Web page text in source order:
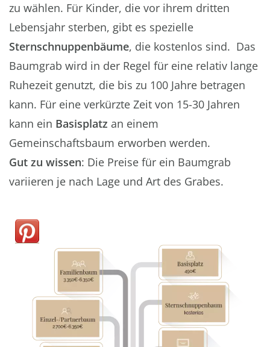
zu wählen. Für Kinder, die vor ihrem dritten
Lebensjahr sterben, gibt es spezielle
Sternschnuppenbäume, die kostenlos sind. Das
Baumgrab wird in der Regel für eine relativ lange
Ruhezeit genutzt, die bis zu 100 Jahre betragen
kann. Für eine verkürzte Zeit von 15-30 Jahren
kann ein Basisplatz an einem
Gemeinschaftsbaum erworben werden.
Gut zu wissen: Die Preise für ein Baumgrab
variieren je nach Lage und Art des Grabes.